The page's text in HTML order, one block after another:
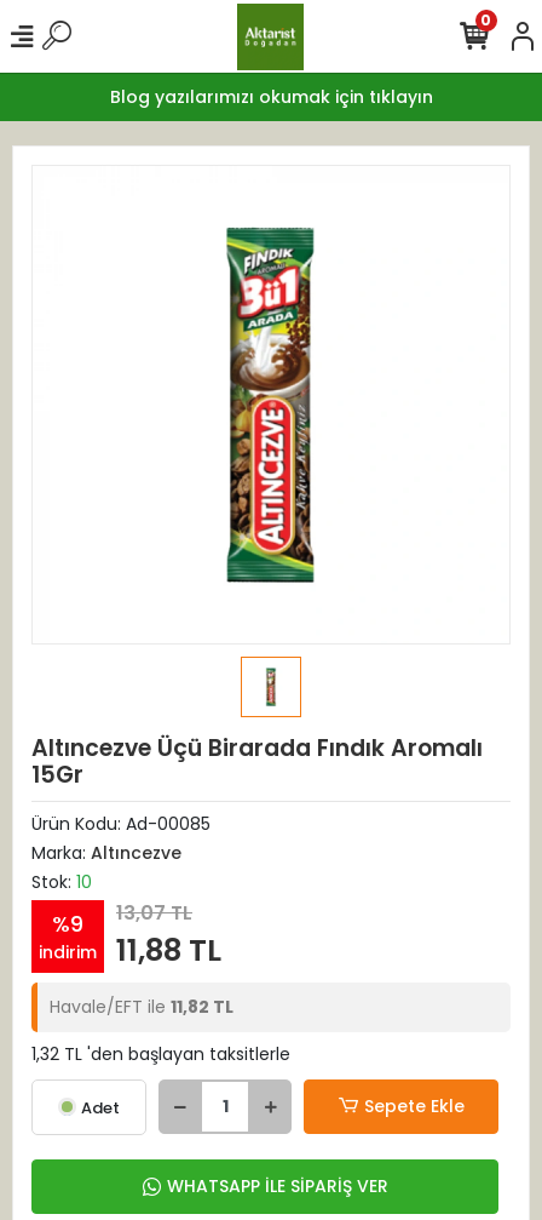
Blog yazılarımızı okumak için tıklayın
0
Altıncezve Üçü Birarada Fındık Aromalı
15Gr
Ürün Kodu: Ad-00085
Marka: Altıncezve
Stok: 10
%9
indirim
13,07 TL
11,88 TL
Havale/EFT ile 11,82 TL
1,32 TL 'den başlayan taksitlerle
Adet Sepete Ekle
WHATSAPP İLE SİPARİŞ VER